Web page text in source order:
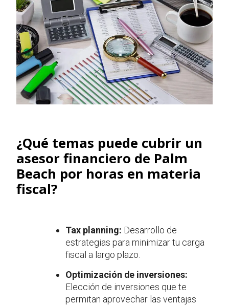
¿Qué temas puede cubrir un
asesor financiero de Palm
Beach por horas en materia
fiscal?
Tax planning: Desarrollo de
estrategias para minimizar tu carga
fiscal a largo plazo.
Optimización de inversiones:
Elección de inversiones que te
permitan aprovechar las ventajas